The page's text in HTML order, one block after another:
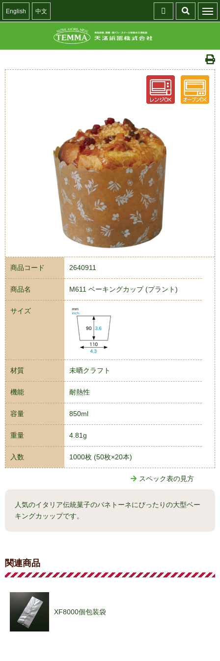
English 中文
商品コード 2640911
商品名 M611 ベーキングカップ (プラント)
サイズ
材質 未晒クラフト
機能 耐熱性
容量 850ml
重量 4.81g
入数 1000枚 (50枚×20本)
スペック表の見方
人気のイタリア伝統菓子のパネトーネにぴったりの大型ベー
キングカッップです。
関連商品
XF8000個包装袋